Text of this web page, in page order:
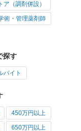
ア（調剤併設）
術・管理薬剤師
探す
バイト
450万円以上
650万円以上